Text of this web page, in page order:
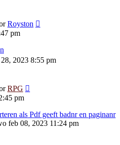
Royston
pm
2023 8:55 pm
RPG
pm
als Pdf geeft badnr en paginanr
feb 08, 2023 11:24 pm